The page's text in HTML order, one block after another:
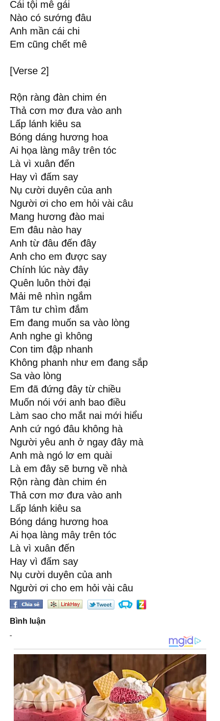
Cái tội mê gái
Nào có sướng đâu
Anh mần cái chi
Em cũng chết mê
[Verse 2]
Rộn ràng đàn chim én
Thả cơn mơ đưa vào anh
Lấp lánh kiêu sa
Bóng dáng hương hoa
Ai họa làng mây trên tóc
Là vì xuân đến
Hay vì đấm say
Nụ cười duyên của anh
Người ơi cho em hỏi vài câu
Mang hương đào mai
Em đâu nào hay
Anh từ đâu đến đây
Anh cho em được say
Chính lúc này đây
Quên luôn thời đại
Mải mê nhìn ngắm
Tâm tư chìm đắm
Em đang muốn sa vào lòng
Anh nghe gì không
Con tim đập nhanh
Không phanh như em đang sắp
Sa vào lòng
Em đã đứng đây từ chiều
Muốn nói với anh bao điều
Làm sao cho mắt nai mới hiểu
Anh cứ ngó đâu không hà
Người yêu anh ở ngay đây mà
Anh mà ngó lơ em quài
Là em đây sẽ bưng về nhà
Rộn ràng đàn chim én
Thả cơn mơ đưa vào anh
Lấp lánh kiêu sa
Bóng dáng hương hoa
Ai họa làng mây trên tóc
Là vì xuân đến
Hay vì đấm say
Nụ cười duyên của anh
Người ơi cho em hỏi vài câu
Bình luận